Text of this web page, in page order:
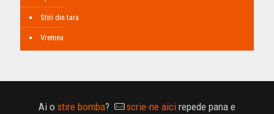
Stiri din tara
Vremea
Ai o stire bomba? scrie-ne aici repede pana e